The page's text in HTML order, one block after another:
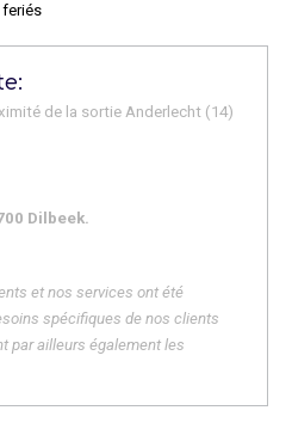
feriés
de la sortie Anderlecht (14)
Dilbeek.
et nos services ont été
spécifiques de nos clients
par ailleurs également les